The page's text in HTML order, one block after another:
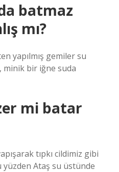
batmaz
mı?
yapılmış gemiler su
minik bir iğne suda
mi batar
tıpkı cildimiz gibi
Ataş su üstünde